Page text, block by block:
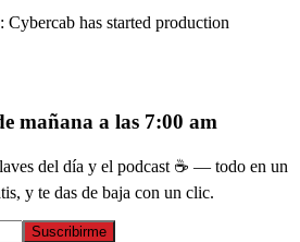
has started production
mañana a las 7:00 am
del día y el podcast ☕ — todo en un
y te das de baja con un clic.
Suscribirme